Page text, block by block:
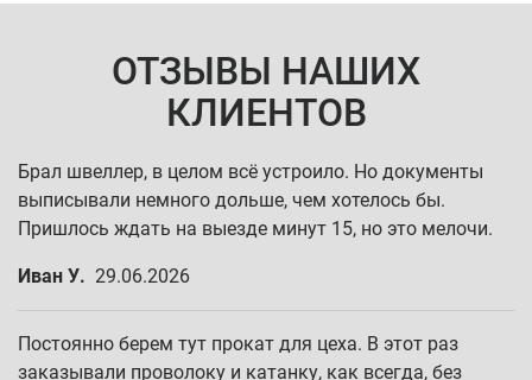
ОТЗЫВЫ НАШИХ
КЛИЕНТОВ
Брал швеллер, в целом всё устроило. Но документы
выписывали немного дольше, чем хотелось бы.
Пришлось ждать на выезде минут 15, но это мелочи.
Иван У. 29.06.2026
Постоянно берем тут прокат для цеха. В этот раз
заказывали проволоку и катанку, как всегда, без